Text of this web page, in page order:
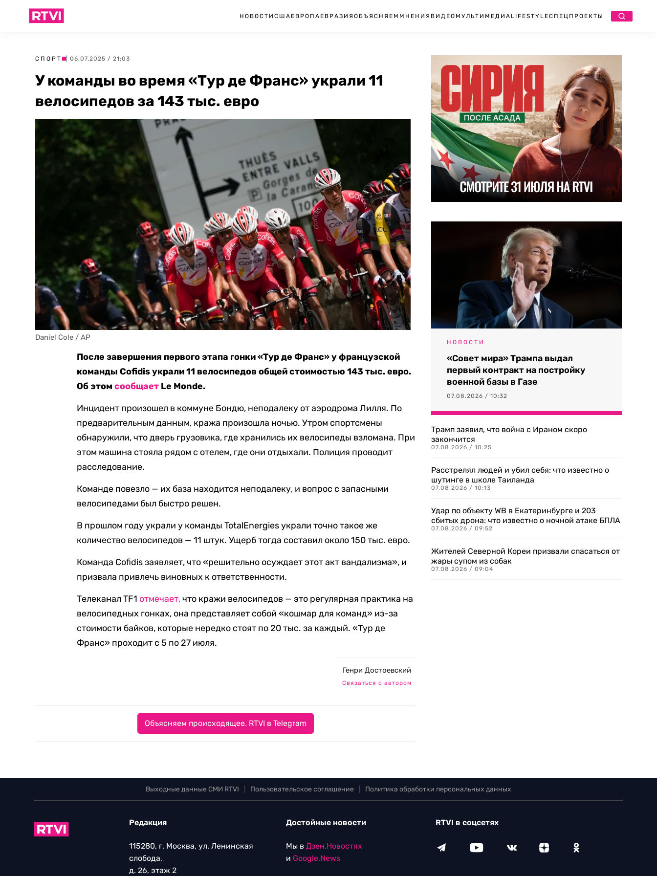
НОВОСТИ США ЕВРОПА ЕВРАЗИЯ ОБЪЯСНЯЕМ МНЕНИЯ ВИДЕО МУЛЬТИМЕДИА LIFESTYLEСПЕЦПРОЕКТЫ
СПОРТ | 06.07.2025 / 21:03
У команды во время «Тур де Франс» украли 11
велосипедов за 143 тыс. евро
Daniel Cole / AP
После завершения первого этапа гонки «Тур де Франс» у французской
команды Cofidis украли 11 велосипедов общей стоимостью 143 тыс. евро.
Об этомсообщает Le Monde.
Инцидент произошел в коммуне Бондю, неподалеку от аэродрома Лилля. По
предварительным данным, кража произошла ночью. Утром спортсмены
обнаружили, что дверь грузовика, где хранились их велосипеды взломана. При
этом машина стояла рядом с отелем, где они отдыхали. Полиция проводит
расследование.
Команде повезло — их база находится неподалеку, и вопрос с запасными
велосипедами был быстро решен.
В прошлом году украли у команды TotalEnergies украли точно такое же
количество велосипедов — 11 штук. Ущерб тогда составил около 150 тыс. евро.
Команда Cofidis заявляет, что «решительно осуждает этот акт вандализма», и
призвала привлечь виновных к ответственности.
Телеканал TF1 отмечает,что кражи велосипедов — это регулярная практика на
велосипедных гонках, она представляет собой «кошмар для команд» из-за
стоимости байков, которые нередко стоят по 20 тыс. за каждый. «Тур де
Франс» проходит с 5 по 27 июля.
Генри Достоевский
Связаться с автором
Объясняем происходящее. RTVI в Telegram
НОВОСТИ
«Совет мира» Трампа выдал
первый контракт на постройку
военной базы в Газе
07.08.2026 / 10:32
Трамп заявил, что война с Ираном скоро
закончится
07.08.2026 / 10:25
Расстрелял людей и убил себя: что известно о
шутинге в школе Таиланда
07.08.2026 / 10:13
Удар по объекту WB в Екатеринбурге и 203
сбитых дрона: что известно о ночной атаке БПЛА
07.08.2026 / 09:52
Жителей Северной Кореи призвали спасаться от
жары супом из собак
07.08.2026 / 09:04
Выходные данные СМИ RTVI Пользовательское соглашение Политика обработки персональных данных
Редакция
115280, г. Москва, ул. Ленинская
слобода,
д. 26, этаж 2
Достойные новости
Мы в Дзен.Новостях
и Google.News
RTVI в соцсетях